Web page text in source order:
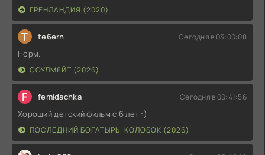
ГРЕНЛАНДИЯ (2020)
T te6ern Сегодня в 03:00:08
Норм.
СОУЛМ8ЙТ (2026)
F femidachka Сегодня в 00:41:56
Хороший детский фильм с 6 лет :)
ПОСЛЕДНИЙ БОГАТЫРЬ. КОЛОБОК (2026)